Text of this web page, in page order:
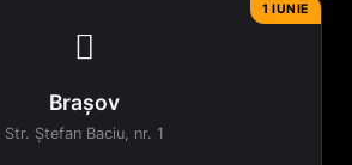
1 IUNIE

Brașov
Str. Ștefan Baciu, nr. 1